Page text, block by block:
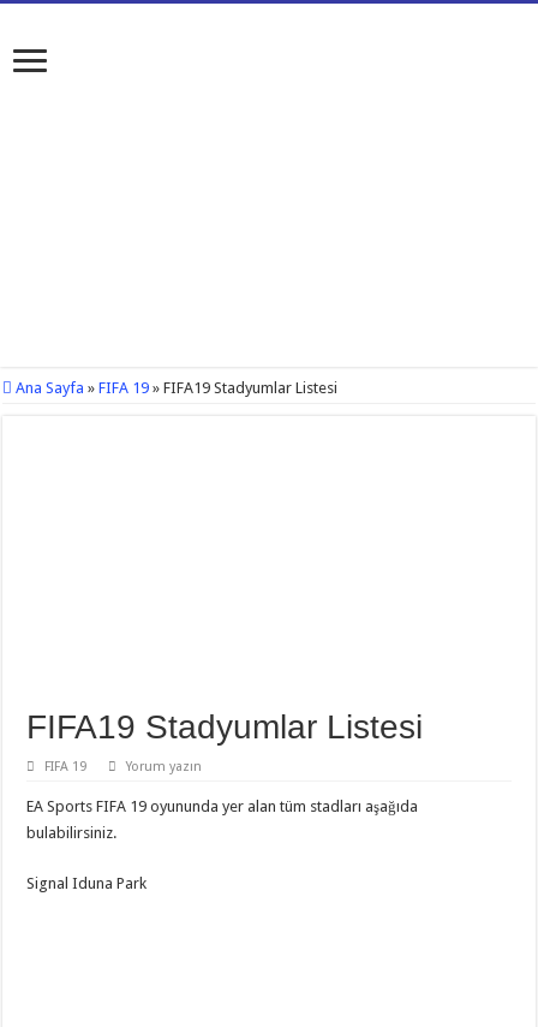
Ana Sayfa » FIFA 19 » FIFA19 Stadyumlar Listesi
FIFA19 Stadyumlar Listesi
FIFA 19 Yorum yazın
EA Sports FIFA 19 oyununda yer alan tüm stadları aşağıda
bulabilirsiniz.
Signal Iduna Park